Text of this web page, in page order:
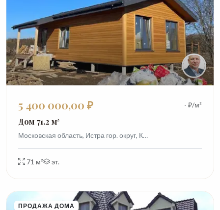
5 400 000,00 ₽ - ₽/м²
Дом 71.2 м²
Московская область, Истра гор. округ, К…
71 м² эт.
ПРОДАЖА ДОМА